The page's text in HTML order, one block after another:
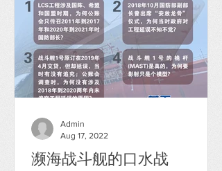
濒海战斗舰的口水战
Admin
Aug 17, 2022